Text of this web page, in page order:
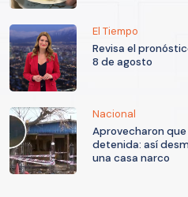
El Tiempo
Revisa el
8 de agosto
Nacional
Aprovecharon
detenida: así
una casa narco